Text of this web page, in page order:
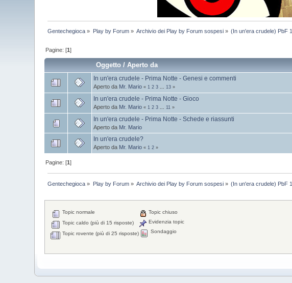
Gentechegioca » Play by Forum» Archivio dei Play by Forum sospesi » (In un'era crudele) PbF 1
Pagine: [1]
Oggetto /Aperto da
In un'era crudele - Prima Notte - Genesi e commenti
Aperto da Mr. Mario « 1 2 3 13 »
In un'era crudele - Prima Notte - Gioco
Aperto da Mr. Mario « 1 2 3 11 »
In un'era crudele - Prima Notte - Schede e riassunti
Aperto da Mr. Mario
In un'era crudele?
Aperto da Mr. Mario « 1 2 »
Pagine: [1]
Gentechegioca » Play by Forum» Archivio dei Play by Forum sospesi » (In un'era crudele) PbF 1
Topic normale
Topic caldo (più di 15 risposte)
Topic rovente (più di 25 risposte)
Topic chiuso
Evidenzia topic
Sondaggio